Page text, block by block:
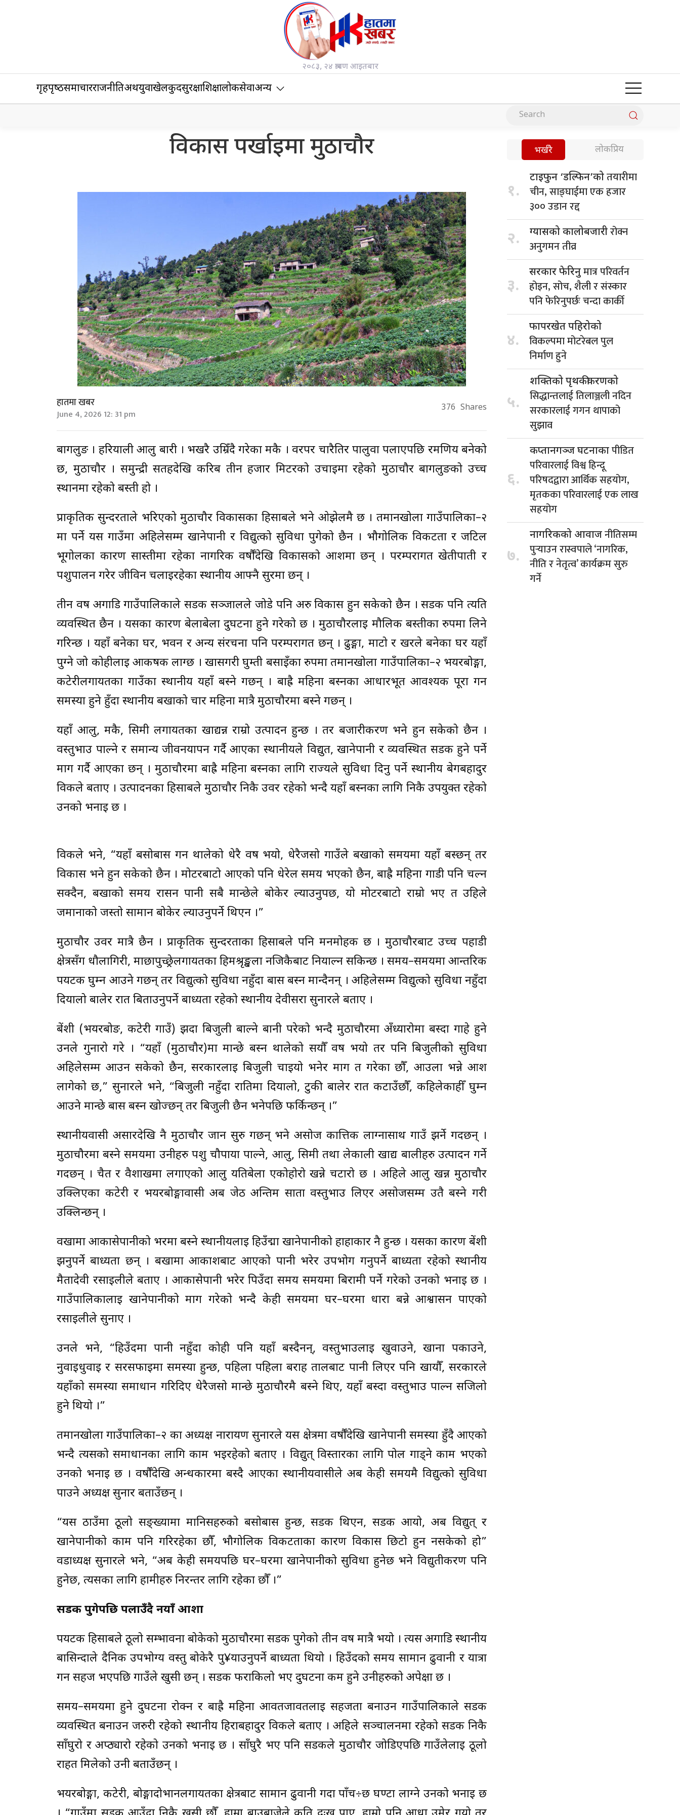
२०८३, २४ श्रावण आइतबार
गृहपृष्‍ठसमाचारराजनीतिअर्थयुवाखेलकुदसुरक्षाशिक्षालोकसेवाअन्य
विकास पर्खाइमा मुठाचौर
हातमा खबर
June 4, 2026 12: 31 pm 376 Shares
बागलुङ । हरियाली आलु बारी । भर्खरै उम्रिँदै गरेका मकै । वरपर चारैतिर पालुवा पलाएपछि रमणिय बनेको
छ, मुठाचौर । समुन्द्री सतहदेखि करिब तीन हजार मिटरको उचाइमा रहेको मुठाचौर बागलुङको उच्च
स्थानमा रहेको बस्ती हो ।
प्राकृतिक सुन्दरताले भरिएको मुठाचौर विकासका हिसाबले भने ओझेलमै छ । तमानखोला गाउँपालिका–२
मा पर्ने यस गाउँमा अहिलेसम्म खानेपानी र विद्युत्को सुविधा पुगेको छैन । भौगोलिक विकटता र जटिल
भूगोलका कारण सास्तीमा रहेका नागरिक वर्षौँदेखि विकासको आशमा छन् । परम्परागत खेतीपाती र
पशुपालन गरेर जीविन चलाइरहेका स्थानीय आफ्नै सुरमा छन् ।
तीन वर्ष अगाडि गाउँपालिकाले सडक सञ्जालले जोडे पनि अरु विकास हुन सकेको छैन । सडक पनि त्यति
व्यवस्थित छैन । यसका कारण बेलाबेला दुर्घटना हुने गरेको छ । मुठाचौरलाई मौलिक बस्तीका रुपमा लिने
गरिन्छ । यहाँ बनेका घर, भवन र अन्य संरचना पनि परम्परागत छन् । ढुङ्गा, माटो र खरले बनेका घर यहाँ
पुग्ने जो कोहीलाई आकर्षक लाग्छ । खासगरी घुम्ती बसाइँका रुपमा तमानखोला गाउँपालिका–२ भयरबोङ्गा,
कटेरीलगायतका गाउँका स्थानीय यहाँ बस्ने गर्छन् । बाह्रै महिना बस्नका आधारभूत आवश्यक पूरा गर्न
समस्या हुने हुँदा स्थानीय बर्खाको चार महिना मात्रै मुठाचौरमा बस्ने गर्छन् ।
यहाँ आलु, मकै, सिमी लगायतका खाद्यन्न राम्रो उत्पादन हुन्छ । तर बजारीकरण भने हुन सकेको छैन ।
वस्तुभाउ पाल्ने र समान्य जीवनयापन गर्दै आएका स्थानीयले विद्युत, खानेपानी र व्यवस्थित सडक हुने पर्ने
माग गर्दै आएका छन् । मुठाचौरमा बाह्रै महिना बस्नका लागि राज्यले सुविधा दिनु पर्ने स्थानीय बेगबहादुर
विकले बताए । उत्पादनका हिसाबले मुठाचौर निकै उर्वर रहेको भन्दै यहाँ बस्नका लागि निकै उपयुक्त रहेको
उनको भनाइ छ ।
विकले भने, “यहाँ बसोबास गर्न थालेको धेरै वर्ष भयो, धेरैजसो गाउँले बर्खाको समयमा यहाँ बस्छन् तर
विकास भने हुन सकेको छैन । मोटरबाटो आएको पनि धेरेल समय भएको छैन, बाह्रै महिना गाडी पनि चल्न
सक्दैन, बर्खाको समय रासन पानी सबै मान्छेले बोकेर ल्याउनुपर्छ, यो मोटरबाटो राम्रो भए त उहिले
जमानाको जस्तो सामान बोकेर ल्याउनुपर्ने थिएन ।”
मुठाचौर उर्वर मात्रै छैन । प्राकृतिक सुन्दरताका हिसाबले पनि मनमोहक छ । मुठाचौरबाट उच्च पहाडी
क्षेत्रसँग धौलागिरी, माछापुच्छ्रेलगायतका हिमश्रृङ्खला नजिकैबाट नियाल्न सकिन्छ । समय–समयमा आन्तरिक
पर्यटक घुम्न आउने गर्छन् तर विद्युत्को सुविधा नहुँदा बास बस्न मान्दैनन् । अहिलेसम्म विद्युत्को सुविधा नहुँदा
दियालो बालेर रात बिताउनुपर्ने बाध्यता रहेको स्थानीय देवीसरा सुनारले बताए ।
बेंशी (भयरबोङ, कटेरी गाउँ) झर्दा बिजुली बाल्ने बानी परेको भन्दै मुठाचौरमा अँध्यारोमा बस्दा गाहे हुने
उनले गुनारो गरे । “यहाँ (मुठाचौर)मा मान्छे बस्न थालेको सयौँ वर्ष भयो तर पनि बिजुलीको सुविधा
अहिलेसम्म आउन सकेको छैन, सरकारलाई बिजुली चाइयो भनेर माग त गरेका छौँ, आउला भन्ने आश
लागेको छ,” सुनारले भने, “बिजुली नहुँदा रातिमा दियालो, टुकी बालेर रात कटाउँछौँ, कहिलेकाहीँ घुम्न
आउने मान्छे बास बस्न खोज्छन् तर बिजुली छैन भनेपछि फर्किन्छन् ।”
स्थानीयवासी असारदेखि नै मुठाचौर जान सुरु गर्छन् भने असोज कात्तिक लाग्नासाथ गाउँ झर्ने गर्दछन् ।
मुठाचौरमा बस्ने समयमा उनीहरु पशु चौपाया पाल्ने, आलु, सिमी तथा लेकाली खाद्य बालीहरु उत्पादन गर्ने
गर्दछन् । चैत र वैशाखमा लगाएको आलु यतिबेला एकोहोरो खन्ने चटारो छ । अहिले आलु खन्न मुठाचौर
उक्लिएका कटेरी र भयरबोङ्गावासी अब जेठ अन्तिम साता वस्तुभाउ लिएर असोजसम्म उतै बस्ने गरी
उक्लिन्छन् ।
वर्खामा आकासेपानीको भरमा बस्ने स्थानीयलाई हिउँद्मा खानेपानीको हाहाकार नै हुन्छ । यसका कारण बेंशी
झर्नुपर्ने बाध्यता छन् । बर्खामा आकाशबाट आएको पानी भरेर उपभोग गर्नुपर्ने बाध्यता रहेको स्थानीय
मैतादेवी रसाइलीले बताए । आकासेपानी भरेर पिउँदा समय समयमा बिरामी पर्ने गरेको उनको भनाइ छ ।
गाउँपालिकालाई खानेपानीको माग गरेको भन्दै केही समयमा घर–घरमा धारा बन्ने आश्वासन पाएको
रसाइलीले सुनाए ।
उनले भने, “हिउँदमा पानी नहुँदा कोही पनि यहाँ बस्दैनन्, वस्तुभाउलाई खुवाउने, खाना पकाउने,
नुवाइधुवाइ र सरसफाइमा समस्या हुन्छ, पहिला पहिला बराह तालबाट पानी लिएर पनि खायौँ, सरकारले
यहाँको समस्या समाधान गरिदिए धेरैजसो मान्छे मुठाचौरमै बस्ने थिए, यहाँ बस्दा वस्तुभाउ पाल्न सजिलो
हुने थियो ।”
तमानखोला गाउँपालिका–२ का अध्यक्ष नारायण सुनारले यस क्षेत्रमा वर्षौँदेखि खानेपानी समस्या हुँदै आएको
भन्दै त्यसको समाधानका लागि काम भइरहेको बताए । विद्युत् विस्तारका लागि पोल गाड्ने काम भएको
उनको भनाइ छ । वर्षौँदेखि अन्धकारमा बस्दै आएका स्थानीयवासीले अब केही समयमै विद्युत्को सुविधा
पाउने अध्यक्ष सुनार बताउँछन् ।
“यस ठाउँमा ठूलो सङ्ख्यामा मानिसहरुको बसोबास हुन्छ, सडक थिएन, सडक आयो, अब विद्युत् र
खानेपानीको काम पनि गरिरहेका छौँ, भौगोलिक विकटताका कारण विकास छिटो हुन नसकेको हो”
वडाध्यक्ष सुनारले भने, “अब केही समयपछि घर–घरमा खानेपानीको सुविधा हुनेछ भने विद्युतीकरण पनि
हुनेछ, त्यसका लागि हामीहरु निरन्तर लागि रहेका छौँ ।”
सडक पुगेपछि पलाउँदै नयाँ आशा
पर्यटक हिसाबले ठूलो सम्भावना बोकेको मुठाचौरमा सडक पुगेको तीन वर्ष मात्रै भयो । त्यस अगाडि स्थानीय
बासिन्दाले दैनिक उपभोग्य वस्तु बोकेरै पु¥याउनुपर्ने बाध्यता थियो । हिउँदको समय सामान ढुवानी र यात्रा
गर्न सहज भएपछि गाउँले खुसी छन् । सडक फराकिलो भए दुर्घटना कम हुने उनीहरुको अपेक्षा छ ।
समय–समयमा हुने दुर्घटना रोक्न र बाह्रै महिना आवतजावतलाई सहजता बनाउन गाउँपालिकाले सडक
व्यवस्थित बनाउन जरुरी रहेको स्थानीय हिराबहादुर विकले बताए । अहिले सञ्चालनमा रहेको सडक निकै
साँघुरो र अप्ठ्यारो रहेको उनको भनाइ छ । साँघुरै भए पनि सडकले मुठाचौर जोडिएपछि गाउँलेलाई ठूलो
राहत मिलेको उनी बताउँछन् ।
भयरबोङ्गा, कटेरी, बोङ्गादोभानलगायतका क्षेत्रबाट सामान ढुवानी गर्दा पाँच÷छ घण्टा लाग्ने उनको भनाइ छ
भर्खरै लोकप्रिय
१.
टाइफुन ‘डल्फिन’कोतयारीमा
चीन, साङ्घाईमा एक हजार
३०० उडान रद्द
२. ग्यासको कालोबजारीरोक्न
अनुगमन तीव्र
३.
सरकार फेरिनुमात्र परिवर्तन
होइन, सोच, शैली र संस्कार
पनि फेरिनुपर्छः चन्दा कार्की
४.
फापरखेत पहिरोको
विकल्पमा मोटरेबल पुल
निर्माण हुने
५.
शक्तिको पृथकीकरणको
सिद्धान्तलाई तिलाञ्जली नदिन
सरकारलाई गगन थापाको
सुझाव
६.
कप्तानगञ्ज घटनाकापीडित
परिवारलाई विश्व हिन्दू
परिषदद्वारा आर्थिक सहयोग,
मृतकका परिवारलाई एक लाख
सहयोग
७.
नागरिकको आवाजनीतिसम्म
पुर्‍याउन रास्वपाले ‘नागरिक,
नीति र नेतृत्व’ कार्यक्रम सुरु
गर्ने